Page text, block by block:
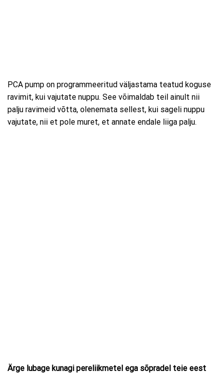
PCA pump on programmeeritud väljastama teatud koguse
ravimit, kui vajutate nuppu. See võimaldab teil ainult nii
palju ravimeid võtta, olenemata sellest, kui sageli nuppu
vajutate, nii et pole muret, et annate endale liiga palju.
Ärge lubage kunagi pereliikmetel ega sõpradel teie eest